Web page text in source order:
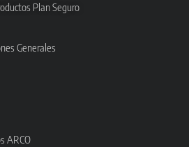
Plan Seguro
Generales
ARCO